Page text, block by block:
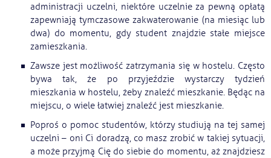
administracji uczelni, niektóre uczelnie za pewną opłatą
zapewniają tymczasowe zakwaterowanie (na miesiąc lub
dwa) do momentu, gdy student znajdzie stałe miejsce
zamieszkania.
Zawsze jest możliwość zatrzymania się w hostelu. Często
bywa tak, że po przyjeździe wystarczy tydzień
mieszkania w hostelu, żeby znaleźć mieszkanie. Będąc na
miejscu, o wiele łatwiej znaleźć jest mieszkanie.
Poproś o pomoc studentów, którzy studiują na tej samej
uczelni – oni Ci doradzą, co masz zrobić w takiej sytuacji,
a może przyjmą Cię do siebie do momentu, aż znajdziesz